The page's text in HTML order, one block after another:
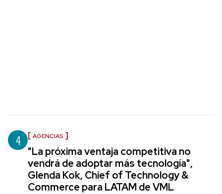
4 AGENCIAS
"La próxima ventaja competitiva no
vendrá de adoptar más tecnología",
Glenda Kok, Chief of Technology &
Commerce para LATAM de VML